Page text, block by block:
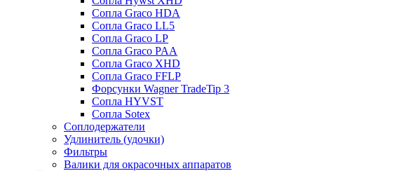
Сопла Graco HDA
Сопла Graco LL5
Сопла Graco LP
Сопла Graco PAA
Сопла Graco XHD
Сопла Graco FFLP
Форсунки Wagner TradeTip 3
Сопла HYVST
Сопла Sotex
Соплодержатели
Удлинитель (удочки)
Фильтры
Валики для окрасочных аппаратов